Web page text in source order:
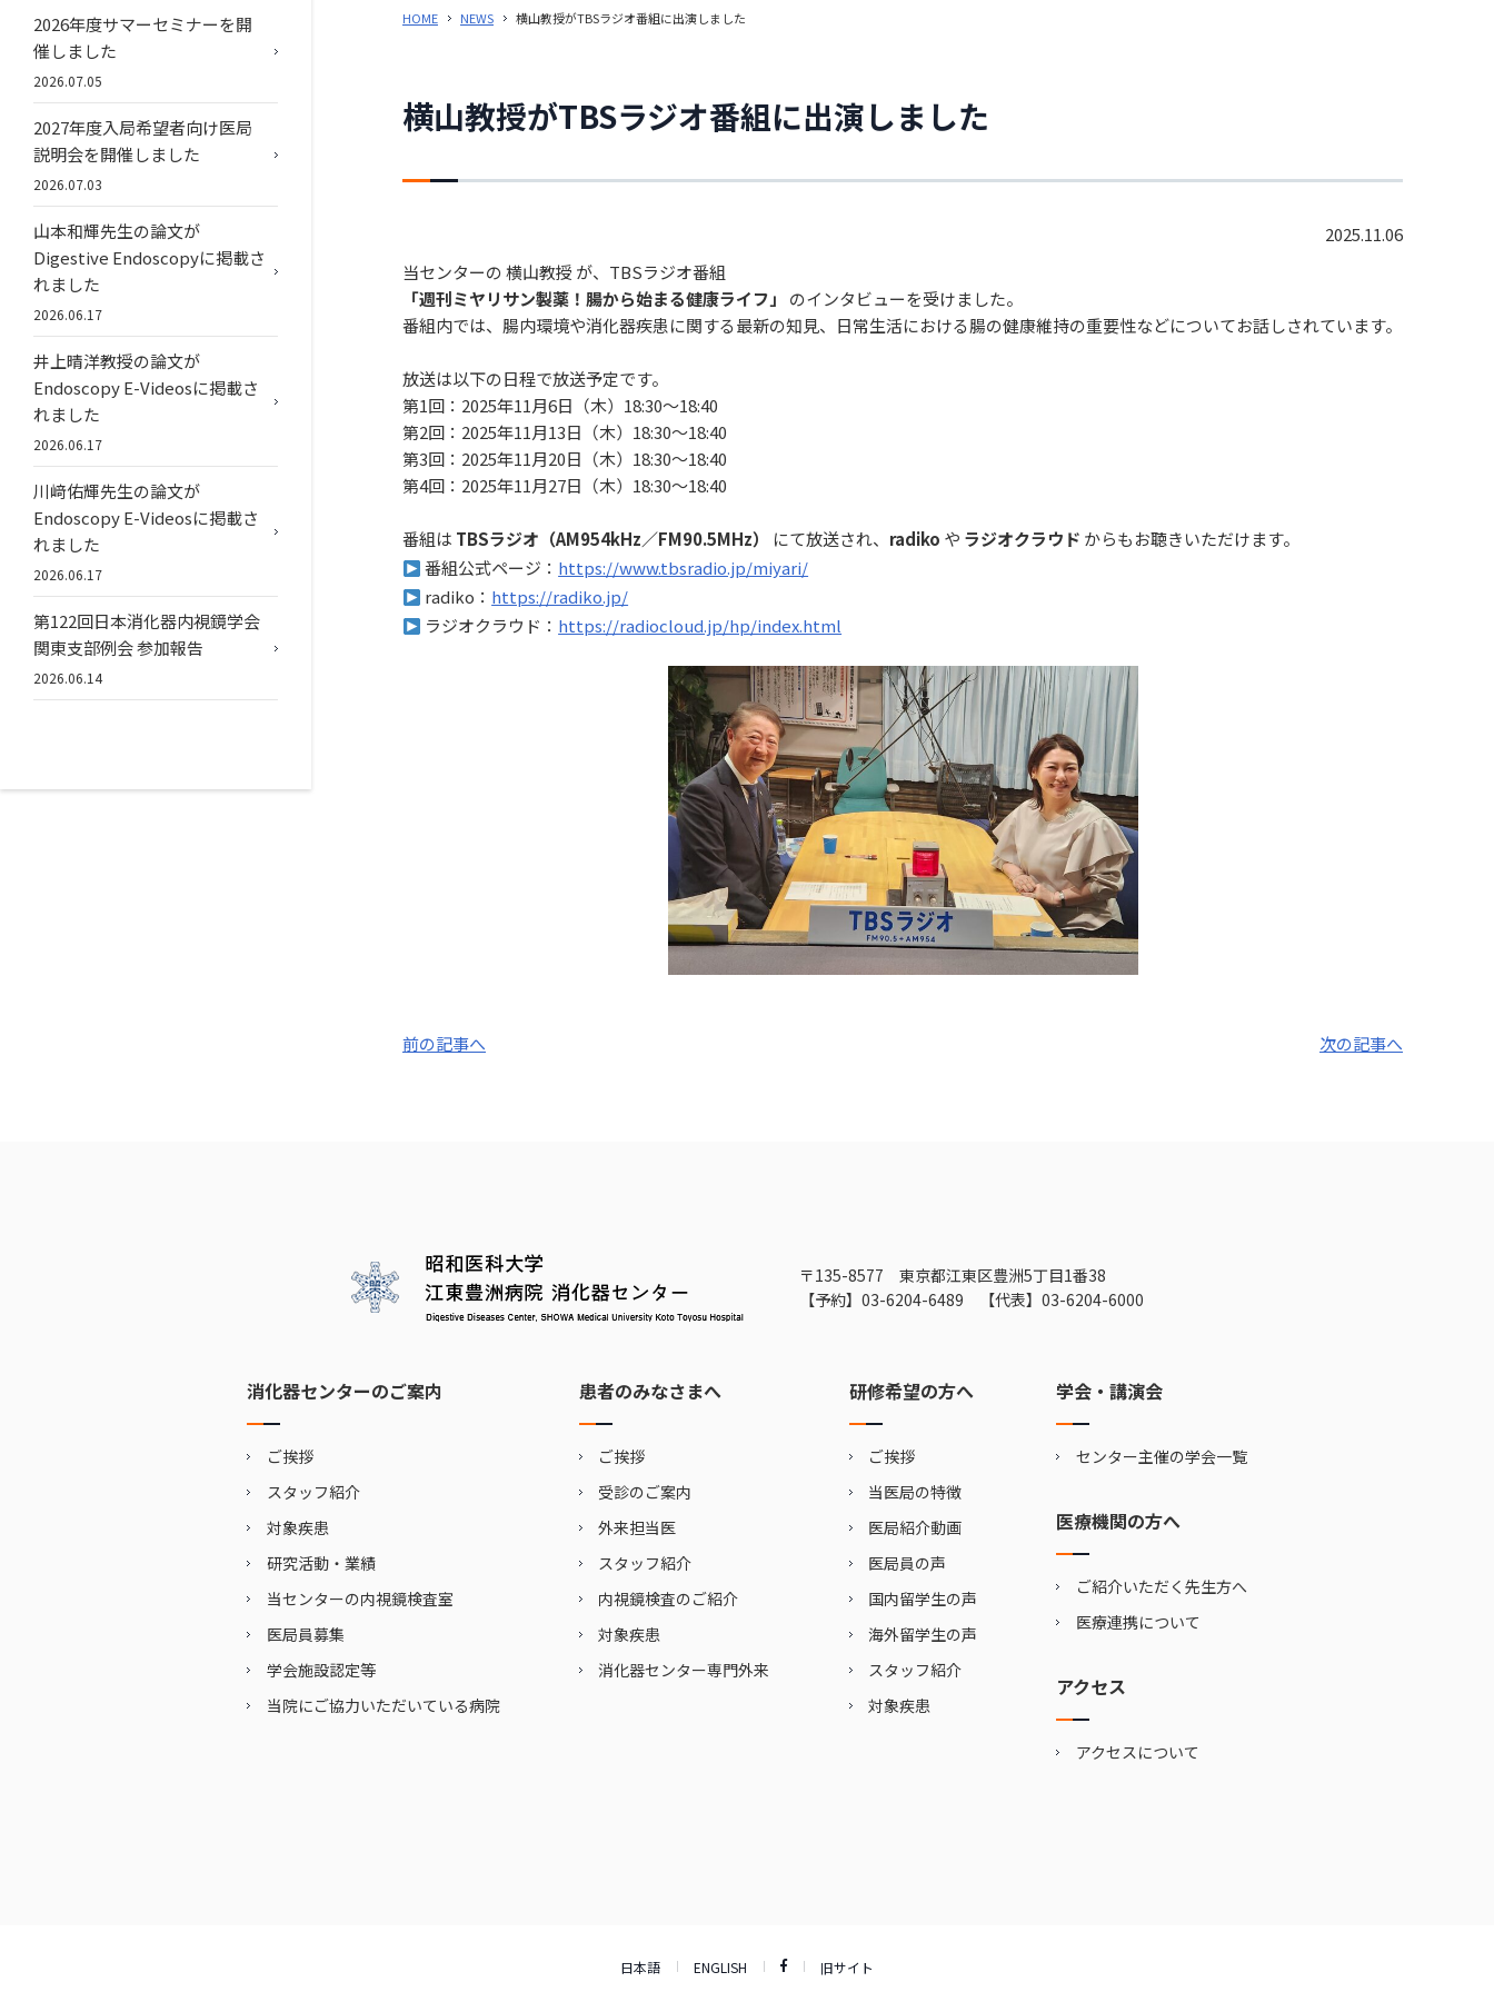
HOME NEWS 横山教授がTBSラジオ番組に出演しました
横山教授がTBSラジオ番組に出演しました
2025.11.06
当センターの 横山教授 が、TBSラジオ番組
「週刊ミヤリサン製薬！腸から始まる健康ライフ」
のインタビューを受けました。
番組内では、腸内環境や消化器疾患に関する最新の知見、日常生活における腸の健康維持の重要性などについてお話しされています。
放送は以下の日程で放送予定です。
第1回：2025年11月6日（木）18:30〜18:40
第2回：2025年11月13日（木）18:30〜18:40
第3回：2025年11月20日（木）18:30〜18:40
第4回：2025年11月27日（木）18:30〜18:40
番組は TBSラジオ（AM954kHz／FM90.5MHz） にて放送され、 radiko や ラジオクラウド からもお聴きいただけます。
番組公式ページ： https://www.tbsradio.jp/miyari/
radiko： https://radiko.jp/
ラジオクラウド： https://radiocloud.jp/hp/index.html
前の記事へ 次の記事へ
2026年度サマーセミナーを開
催しました
2026.07.05
2027年度入局希望者向け医局
説明会を開催しました
2026.07.03
山本和輝先生の論文が
Digestive Endoscopyに掲載さ
れました
2026.06.17
井上晴洋教授の論文が
Endoscopy E-Videosに掲載さ
れました
2026.06.17
川﨑佑輝先生の論文が
Endoscopy E-Videosに掲載さ
れました
2026.06.17
第122回日本消化器内視鏡学会
関東支部例会 参加報告
2026.06.14
〒135-8577 東京都江東区豊洲5丁目1番38
【予約】 03-6204-6489 【代表】 03-6204-6000
消化器センターのご案内
ご挨拶
スタッフ紹介
対象疾患
研究活動・業績
当センターの内視鏡検査室
医局員募集
学会施設認定等
当院にご協力いただいている病院
患者のみなさまへ
ご挨拶
受診のご案内
外来担当医
スタッフ紹介
内視鏡検査のご紹介
対象疾患
消化器センター専門外来
研修希望の方へ
ご挨拶
当医局の特徴
医局紹介動画
医局員の声
国内留学生の声
海外留学生の声
スタッフ紹介
対象疾患
学会・講演会
センター主催の学会一覧
医療機関の方へ
ご紹介いただく先生方へ
医療連携について
アクセス
アクセスについて
日本語 ENGLISH 旧サイト